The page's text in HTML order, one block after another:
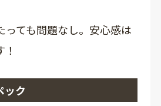
っても問題なし。安心感は
ック